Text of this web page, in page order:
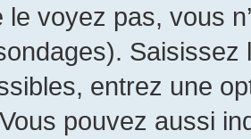
le voyez pas, vous
entrez une
pouvez aussi